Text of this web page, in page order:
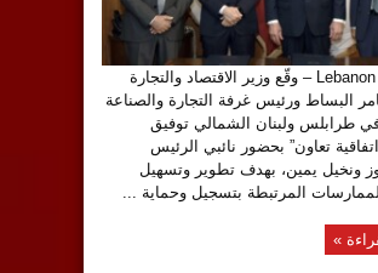
Lebanon On Time – وقّع وزير الاقتصاد والتجارة
البساط ورئيس غرفة التجارة والصناعة
في طرابلس ولبنان الشمالي توفيق
تعاون” بحضور نائبي الرئيس
ونخيل يمين، بهدف تطوير وتسهيل
المرتبطة بتسجيل وحماية ...
»